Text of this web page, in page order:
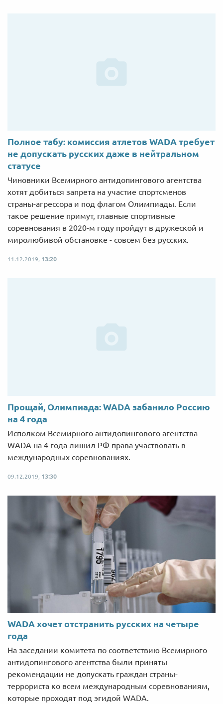
Полное табу: комиссия атлетов WADA требует
не допускать русских даже в нейтральном
статусе
Чиновники Всемирного антидопингового агентства
хотят добиться запрета на участие спортсменов
страны-агрессора и под флагом Олимпиады. Если
такое решение примут, главные спортивные
соревнования в 2020-м году пройдут в дружеской и
миролюбивой обстановке - совсем без русских.
11.12.2019, 13:20
Прощай, Олимпиада: WADA забанило Россию
на 4 года
Исполком Всемирного антидопингового агентства
WADA на 4 года лишил РФ права участвовать в
международных соревнованиях.
09.12.2019, 13:30
WADA хочет отстранить русских на четыре
года
На заседании комитета по соответствию Всемирного
антидопингового агентства были приняты
рекомендации не допускать граждан страны-
террориста ко всем международным соревнованиям,
которые проходят под эгидой WADA.